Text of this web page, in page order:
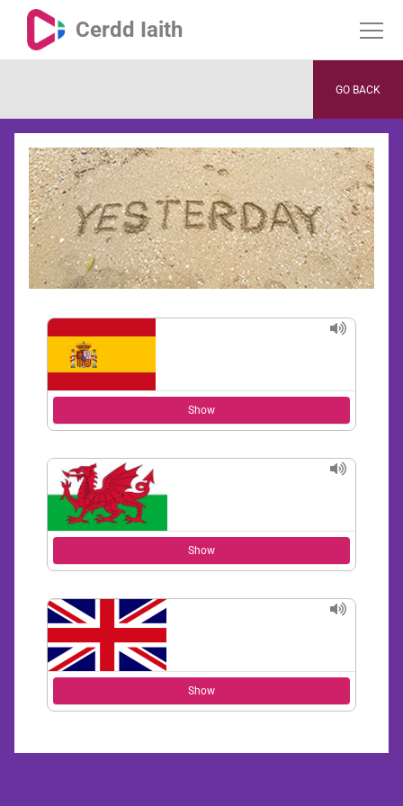
Cerdd Iaith
GO BACK
Show
Show
Show